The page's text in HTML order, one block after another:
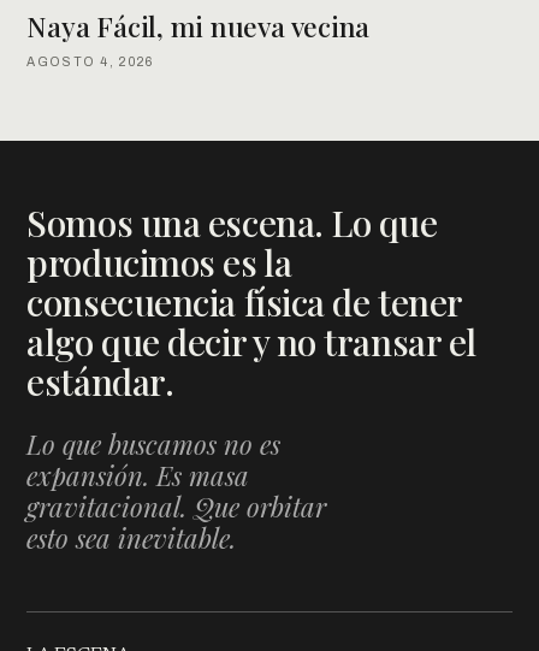
Naya Fácil, mi nueva vecina
AGOSTO 4, 2026
Somos una escena. Lo que
producimos es la
consecuencia física de tener
algo que decir y no transar el
estándar.
Lo que buscamos no es
expansión. Es masa
gravitacional. Que orbitar
esto sea inevitable.